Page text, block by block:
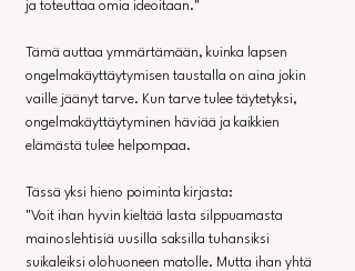
ja toteuttaa omia ideoitaan."
Tämä auttaa ymmärtämään, kuinka lapsen
ongelmakäyttäytymisen taustalla on aina jokin
vaille jäänyt tarve. Kun tarve tulee täytetyksi,
ongelmakäyttäytyminen häviää ja kaikkien
elämästä tulee helpompaa.
Tässä yksi hieno poiminta kirjasta:
"Voit ihan hyvin kieltää lasta silppuamasta
mainoslehtisiä uusilla saksilla tuhansiksi
suikaleiksi olohuoneen matolle. Mutta ihan yhtä